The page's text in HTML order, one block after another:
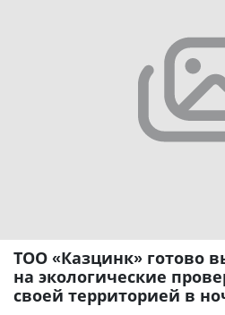
ТОО «Казцинк» готово
на экологические
своей территорией в